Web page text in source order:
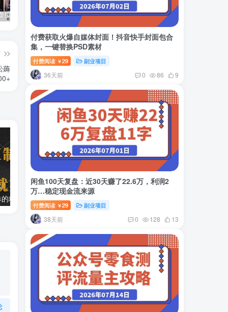
美女套图1TB，花了188买来的
薅
两款APP，简单的粘贴复制，两分钟八元钱，无限做，执行就有收入
付费获取火爆自媒体封面！抖音快手封面包合
集，一键替换PSD素材
付费阅读 ￥29 副业项目
36天前 0 86 9
闲鱼100天复盘：近30天赚了22.6万，利润2
万…稳定现金流来源
付费阅读 ￥29 副业项目
38天前 0 128 13